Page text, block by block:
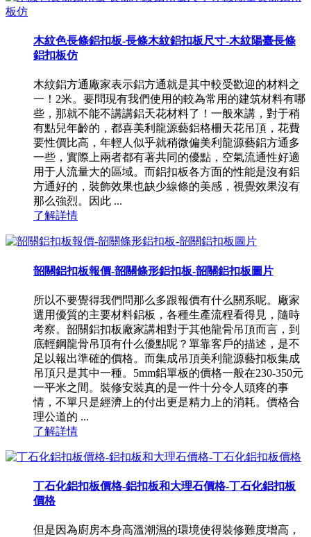
木紋色長條鋁扣板-長條木紋鋁扣板尺寸-木紋陽臺長條
鋁扣板仿
木紋鋁方通廠家表示鋁方通就是其中較受歡迎的材料之
一！2米。要問現有我們使用的較為常用的建筑材料有哪
些，那就不能不講講鋁天花材料了！一般來講，對于稍
有點兒年齡的，都喜美利龍源藝鋁格柵天花吊頂，花費
要性價比高，年輕人似乎就稍微偏美利龍源藝鋁方通多
一些，實際上兩者都有著共同的優點，空氣流通性好適
用于人流量大的區域。而鋁扣板各方面的性能是沒有鋁
方通好的，裝飾效果也缺少線條的美感，視覺效果沒有
那么強烈。因此 ...
了解詳情
韶關鋁扣板報價-韶關條形鋁扣板-韶關鋁扣板圖片
所以不要覺得我們問那么多跟報價有什么關系呢。廠家
選用優質的主要材料鋁板，各種生產流程看得見，隨時
考察。韶關鋁扣板廠家講相對于其他龍骨吊頂而言，到
底輕鋼龍骨吊頂有什么優點呢？單靠客戶的描述，是不
足以報出準確的價格。而集成吊頂美利龍源藝扣板集成
吊頂只是其中一種。5mm鋁單板的價格一般在230-350元
一平米之間。裝修安裝真的是一件十分令人頭疼的事
情，不單只是經濟上的付出更是精力上的消耗。價格合
理公道的 ...
了解詳情
丁石化鋁扣板價格-鋁扣板和大理石價格-丁石化鋁扣板
價格
但是因為廚房本身高溫潮濕的環境使得裝修難度增高，